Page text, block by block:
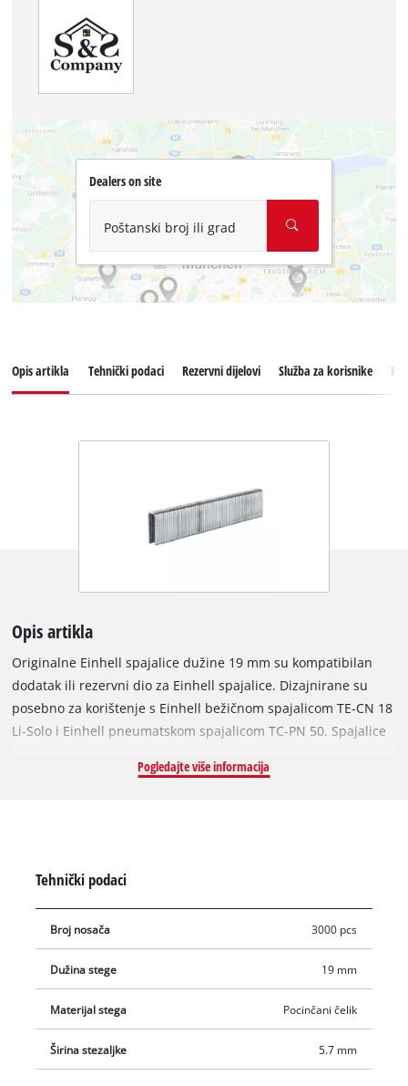
Dealers on site
Poštanski broj ili grad
Opis artikla Tehnički podaci Rezervni dijelovi Služba za korisnike
Opis artikla
Originalne Einhell spajalice dužine 19 mm su kompatibilan
dodatak ili rezervni dio za Einhell spajalice. Dizajnirane su
posebno za korištenje s Einhell bežičnom spajalicom TE-CN 18
Li-Solo i Einhell pneumatskom spajalicom TC-PN 50. Spajalice
uključuju presvlačenje namještaja, pričvršćivanje drvenih
Pogledajte više informacija
Tehnički podaci
Broj nosača 3000 pcs
Dužina stege 19 mm
Materijal stega Pocinčani čelik
Širina stezaljke 5.7 mm